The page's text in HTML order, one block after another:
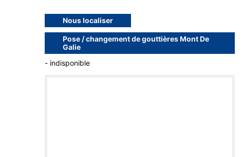
Nous localiser
Pose / changement de gouttières Mont De
Galie
- indisponible